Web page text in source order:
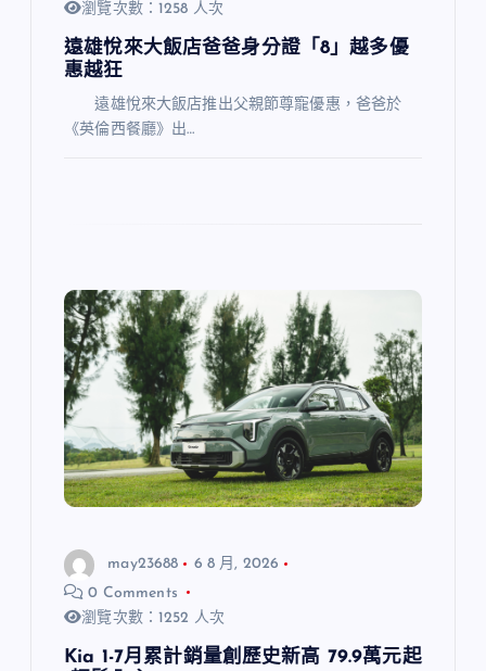
瀏覽次數：1258 人次
遠雄悅來大飯店爸爸身分證「8」越多優
惠越狂
遠雄悅來大飯店推出父親節尊寵優惠，爸爸於
《英倫西餐廳》出…
may23688
6 8 月, 2026
0 Comments
瀏覽次數：1252 人次
Kia 1-7月累計銷量創歷史新高 79.9萬元起